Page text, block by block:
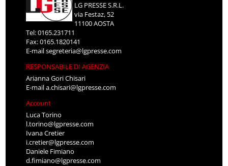
LG PRESSE S.R.L.
via Festaz, 52
11100 AOSTA
Tel: 0165.231711
Fax: 0165.1820141
E-mailsegreteria@lgpresse.com
RESPONSABILE DI AGENZIA
Arianna Gori Chisari
E-maila.chisari@lgpresse.com
Account
Luca Torino
l.torino@lgpresse.com
Ivana Cretier
i.cretier@lgpresse.com
Daniele Fimiano
d.fimiano@lgpresse.com